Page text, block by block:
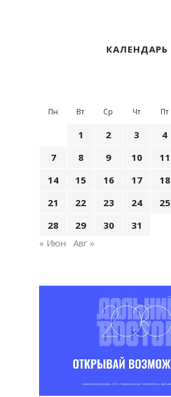
КАЛЕНДАРЬ
Пн Вт Ср Чт Пт
1 2 3 4
7
8 9 10 11
14
15 16 17 18
21
22 23 24 25
28
29 30
31
« Июн
Авг »